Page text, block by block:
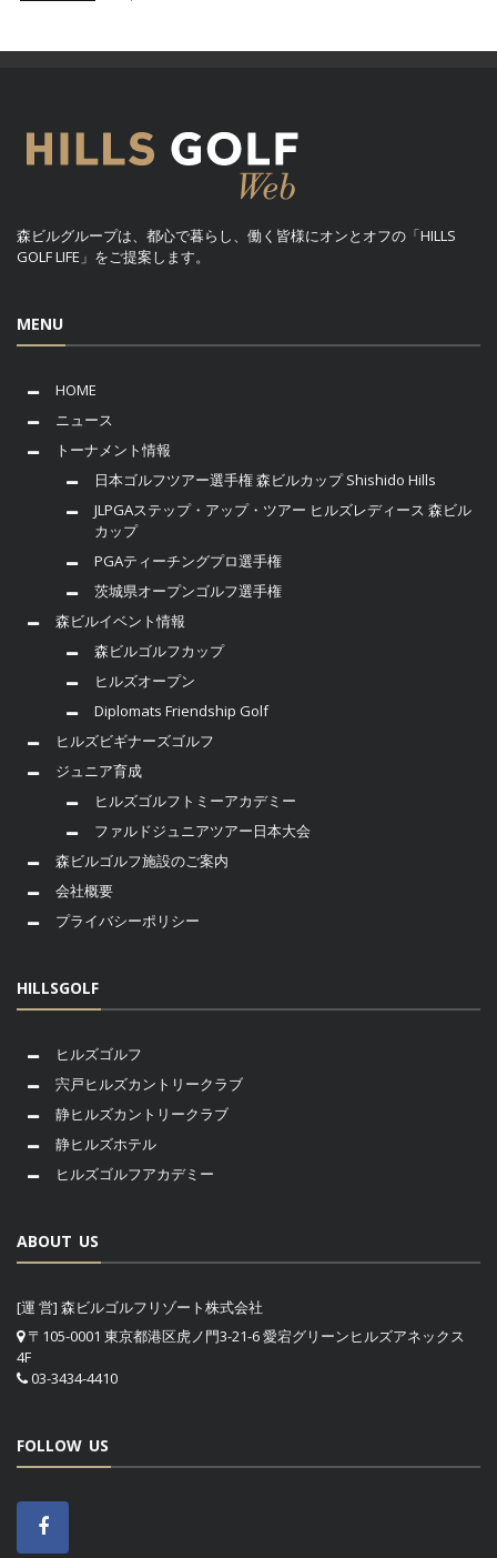
森ビルグループは、都心で暮らし、働く皆様にオンとオフの「HILLS
GOLF LIFE」をご提案します。
MENU
HOME
ニュース
トーナメント情報
日本ゴルフツアー選手権 森ビルカップ Shishido Hills
JLPGAステップ・アップ・ツアー ヒルズレディース 森ビル
カップ
PGAティーチングプロ選手権
茨城県オープンゴルフ選手権
森ビルイベント情報
森ビルゴルフカップ
ヒルズオープン
Diplomats Friendship Golf
ヒルズビギナーズゴルフ
ジュニア育成
ヒルズゴルフトミーアカデミー
ファルドジュニアツアー日本大会
森ビルゴルフ施設のご案内
会社概要
プライバシーポリシー
HILLSGOLF
ヒルズゴルフ
宍戸ヒルズカントリークラブ
静ヒルズカントリークラブ
静ヒルズホテル
ヒルズゴルフアカデミー
ABOUT US
[運 営] 森ビルゴルフリゾート株式会社
〒105-0001 東京都港区虎ノ門3-21-6 愛宕グリーンヒルズアネックス
4F
03-3434-4410
FOLLOW US